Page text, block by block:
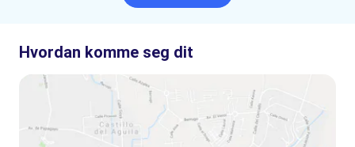
Hvordan komme seg dit